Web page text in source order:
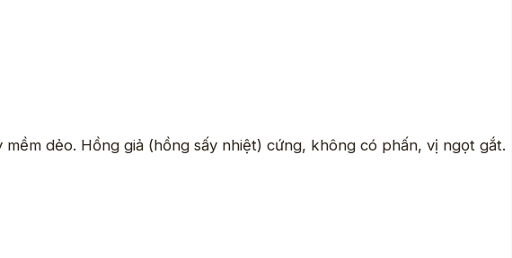
dẻo. Hồng giả (hồng sấy nhiệt) cứng, không có phấn, vị ngọt gắt.